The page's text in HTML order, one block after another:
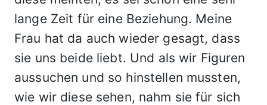
lange Zeit für eine Beziehung. Meine
Frau hat da auch wieder gesagt, dass
sie uns beide liebt. Und als wir Figuren
aussuchen und so hinstellen mussten,
wie wir diese sehen, nahm sie für sich